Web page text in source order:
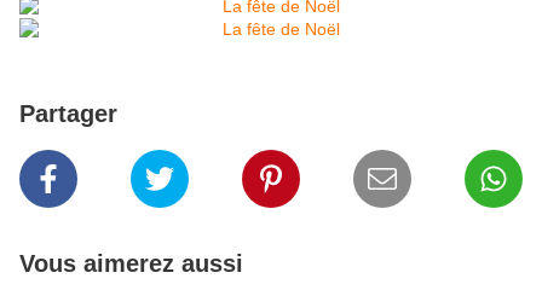
Partager
Vous aimerez aussi